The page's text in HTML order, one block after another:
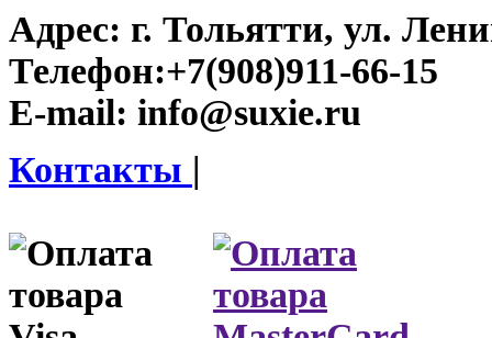
Адрес: г. Тольятти, ул.
Телефон:+7(908)911-66-15
E-mail: info@suxie.ru
Контакты |